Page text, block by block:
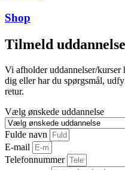
Shop
Tilmeld uddannelse
Vi afholder uddannelser/
dig eller har du spørgsmål,
retur.
Vælg ønskede uddannelse
Fulde navn
E-mail
Telefonnummer